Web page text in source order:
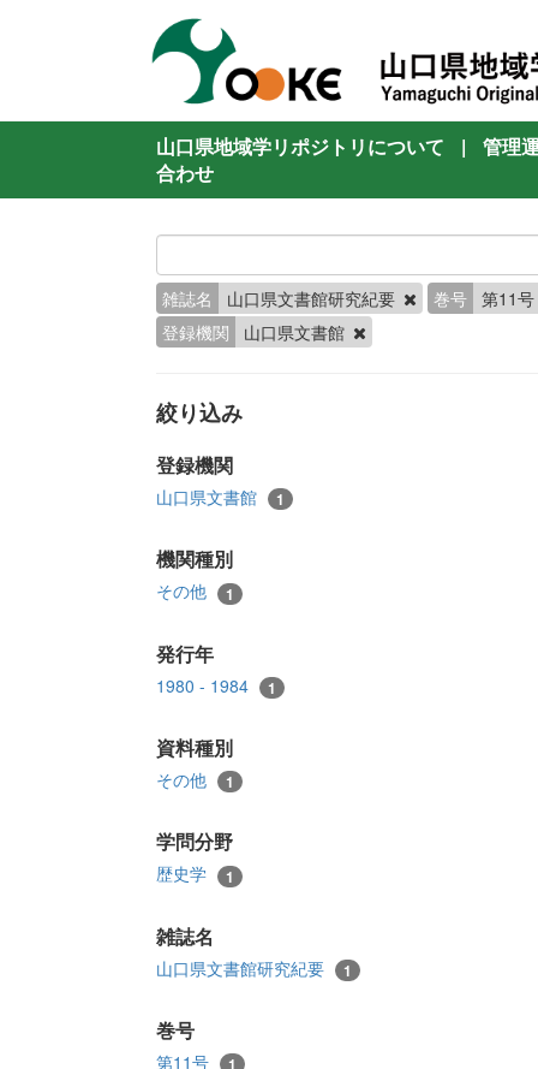
山口県地域学リポジトリについて |
管理
合わせ
雑誌名 山口県文書館研究紀要 巻号 第11号
登録機関
山口県文書館
絞り込み
登録機関
山口県文書館 1
機関種別
その他 1
発行年
1980 - 1984 1
資料種別
その他 1
学問分野
歴史学 1
雑誌名
山口県文書館研究紀要 1
巻号
第11号 1